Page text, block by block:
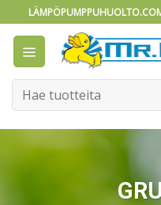
to
content
Etsi: